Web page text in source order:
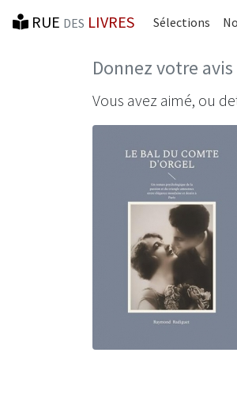
RUE DES LIVRES Sélections
Donnez votre avis
Vous avez aimé, ou